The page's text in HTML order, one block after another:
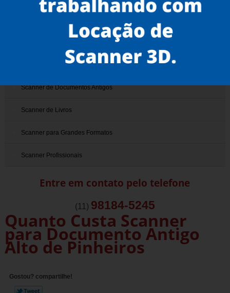
Scanner de Documentos
Scanner de Documentos Antigos
Scanner de Livros
Scanner para Grandes Formatos
Scanner Profissionais
Entre em contato pelo telefone
(11) 98184-5245
Quanto Custa Scanner
para Documento Antigo
Alto de Pinheiros
Gostou? compartilhe!